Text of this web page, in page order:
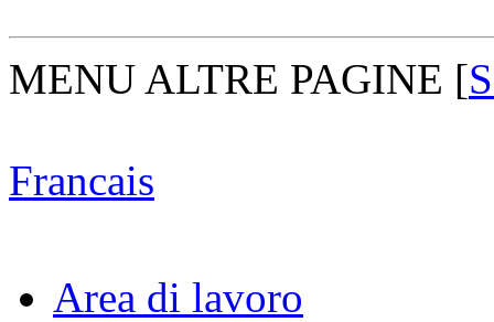
MENU ALTRE PAGINE [
Francais
Area di lavoro